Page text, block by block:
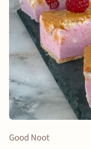
Good Noot